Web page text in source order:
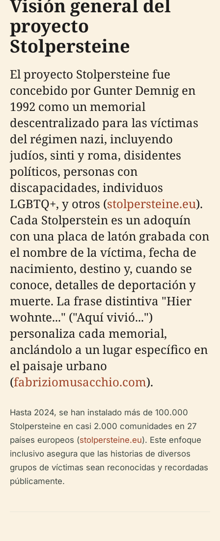
Visión general del
proyecto
Stolpersteine
El proyecto Stolpersteine fue
concebido por Gunter Demnig en
1992 como un memorial
descentralizado para las víctimas
del régimen nazi, incluyendo
judíos, sinti y roma, disidentes
políticos, personas con
discapacidades, individuos
LGBTQ+, y otros (stolpersteine.eu).
Cada Stolperstein es un adoquín
con una placa de latón grabada con
el nombre de la víctima, fecha de
nacimiento, destino y, cuando se
conoce, detalles de deportación y
muerte. La frase distintiva "Hier
wohnte..." ("Aquí vivió...")
personaliza cada memorial,
anclándolo a un lugar específico en
el paisaje urbano
(fabriziomusacchio.com).
Hasta 2024, se han instalado más de 100.000
Stolpersteine en casi 2.000 comunidades en 27
países europeos (stolpersteine.eu). Este enfoque
inclusivo asegura que las historias de diversos
grupos de víctimas sean reconocidas y recordadas
públicamente.